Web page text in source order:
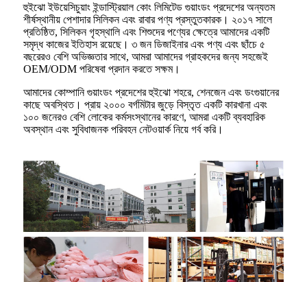
হুইঝো ইউয়েসিচুয়াং ইন্ডাস্ট্রিয়াল কোং লিমিটেড গুয়াংডং প্রদেশের অন্যতম
শীর্ষস্থানীয় পেশাদার সিলিকন এবং রাবার পণ্য প্রস্তুতকারক। ২০১৭ সালে
প্রতিষ্ঠিত, সিলিকন গৃহস্থালি এবং শিশুদের পণ্যের ক্ষেত্রে আমাদের একটি
সমৃদ্ধ কাজের ইতিহাস রয়েছে। ৩ জন ডিজাইনার এবং পণ্য এবং ছাঁচে ৫
বছরেরও বেশি অভিজ্ঞতার সাথে, আমরা আমাদের গ্রাহকদের জন্য সহজেই
OEM/ODM পরিষেবা প্রদান করতে সক্ষম।
আমাদের কোম্পানি গুয়াংডং প্রদেশের হুইঝো শহরে, শেনজেন এবং ডংগুয়ানের
কাছে অবস্থিত। প্রায় ২০০০ বর্গমিটার জুড়ে বিস্তৃত একটি কারখানা এবং
১০০ জনেরও বেশি লোকের কর্মসংস্থানের কারণে, আমরা একটি ব্যবহারিক
অবস্থান এবং সুবিধাজনক পরিবহন নেটওয়ার্ক নিয়ে গর্ব করি।